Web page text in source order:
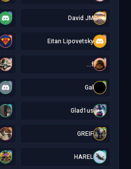
D
David JM
D
E
Eitan Lipovetsky
E
f
f...
f
G
Gal
G
G
Glad1us
G
G
GREIF
G
H
HAREL
H